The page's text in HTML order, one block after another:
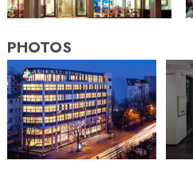
PHOTOS